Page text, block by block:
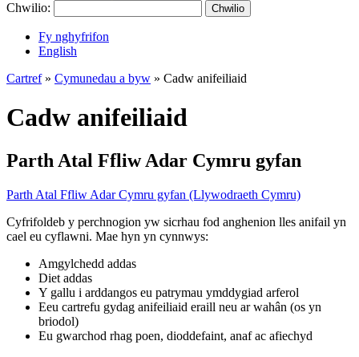
Chwilio: Chwilio
Fy nghyfrifon
English
Cartref» Cymunedau a byw » Cadw anifeiliaid
Cadw anifeiliaid
Parth Atal Ffliw Adar Cymru gyfan
Parth Atal Ffliw Adar Cymru gyfan (Llywodraeth Cymru)
Cyfrifoldeb y perchnogion yw sicrhau fod anghenion lles anifail yn
cael eu cyflawni. Mae hyn yn cynnwys:
Amgylchedd addas
Diet addas
Y gallu i arddangos eu patrymau ymddygiad arferol
Eeu cartrefu gydag anifeiliaid eraill neu ar wahân (os yn
briodol)
Eu gwarchod rhag poen, dioddefaint, anaf ac afiechyd